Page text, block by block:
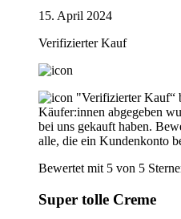
15. April 2024
Verifizierter Kauf
"Verifizierter Kauf“
Käufer:innen abgegeben
bei uns gekauft haben.
alle, die ein Kundenkonto
Bewertet mit 5 von 5
Super tolle Creme